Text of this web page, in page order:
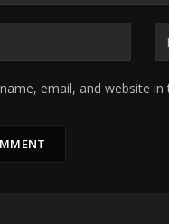
email, and website